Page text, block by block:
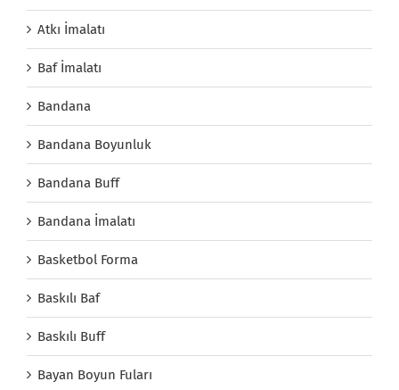
Atkı İmalatı
Baf İmalatı
Bandana
Bandana Boyunluk
Bandana Buff
Bandana İmalatı
Basketbol Forma
Baskılı Baf
Baskılı Buff
Bayan Boyun Fuları